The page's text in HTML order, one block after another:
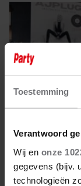
Toestemming
Verantwoord
Wij en onze
gegevens (bijv.
technologieën